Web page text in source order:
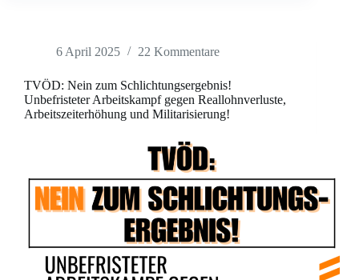
6 April 2025 22 Kommentare
TVÖD: Nein zum Schlichtungsergebnis!
Unbefristeter Arbeitskampf gegen Reallohnverluste,
Arbeitszeiterhöhung und Militarisierung!